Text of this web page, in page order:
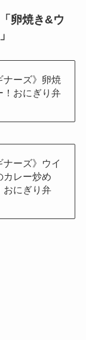
卵焼き&ウ
ナーズ》卵焼
！おにぎり弁
ナーズ》ウイ
カレー炒め
おにぎり弁